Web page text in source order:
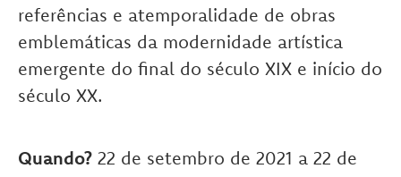
referências e atemporalidade de obras
emblemáticas da modernidade artística
emergente do final do século XIX e início do
século XX.
Quando? 22 de setembro de 2021 a 22 de